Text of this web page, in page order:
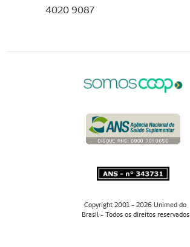
4020 9087
Copyright 2001 - 2026 Unimed do
Brasil - Todos os direitos reservados